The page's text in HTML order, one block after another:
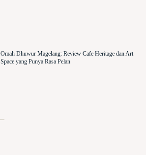
Omah Dhuwur Magelang: Review Cafe Heritage dan Art
Space yang Punya Rasa Pelan